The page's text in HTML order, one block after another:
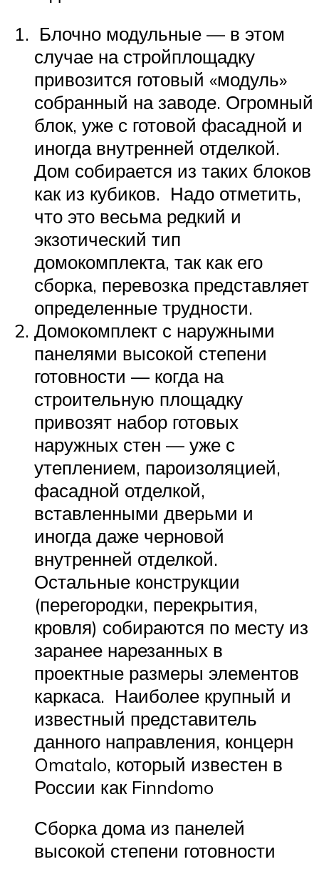
Блочно модульные — в этом
случае на стройплощадку
привозится готовый «модуль»
собранный на заводе. Огромный
блок, уже с готовой фасадной и
иногда внутренней отделкой.
Дом собирается из таких блоков
как из кубиков. Надо отметить,
что это весьма редкий и
экзотический тип
домокомплекта, так как его
сборка, перевозка представляет
определенные трудности.
Домокомплект с наружными
панелями высокой степени
готовности — когда на
строительную площадку
привозят набор готовых
наружных стен — уже с
утеплением, пароизоляцией,
фасадной отделкой,
вставленными дверьми и
иногда даже черновой
внутренней отделкой.
Остальные конструкции
(перегородки, перекрытия,
кровля) собираются по месту из
заранее нарезанных в
проектные размеры элементов
каркаса. Наиболее крупный и
известный представитель
данного направления, концерн
Omatalo, который известен в
России как Finndomo
Сборка дома из панелей
высокой степени готовности